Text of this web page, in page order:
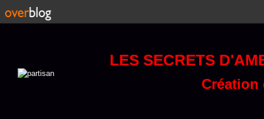
LES SECRETS
Création